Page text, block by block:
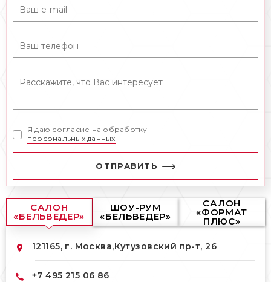
Я даю согласие на обработку
персональных данных
ОТПРАВИТЬ
САЛОН
«БЕЛЬВЕДЕР»
ШОУ-РУМ
«БЕЛЬВЕДЕР»
САЛОН
«ФОРМАТ
ПЛЮС»
121165, г. Москва,Кутузовский пр-т, 26
+7 495 215 06 86